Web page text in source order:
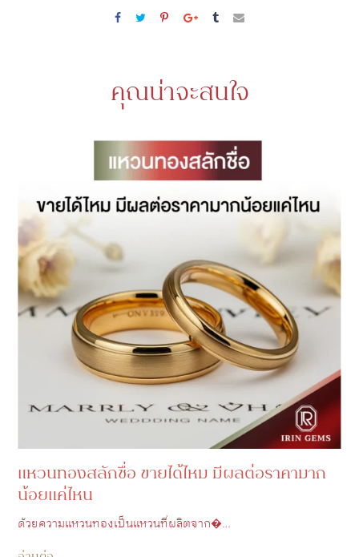
คุณน่าจะสนใจ
แหวนทองสลักชื่อ ขายได้ไหม มีผลต่อราคามาก
น้อยแค่ไหน
ด้วยความแหวนทองเป็นแหวนที่ผลิตจาก�…